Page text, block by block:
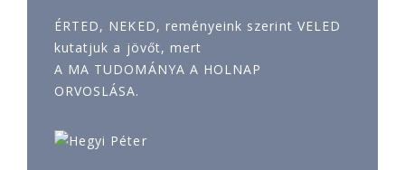
ÉRTED, NEKED, reményeink szerint VELED
kutatjuk a jövőt, mert
A MA TUDOMÁNYA A HOLNAP
ORVOSLÁSA.